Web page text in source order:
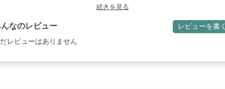
続きを見る
なのレビュー レビューを書
レビューはありません